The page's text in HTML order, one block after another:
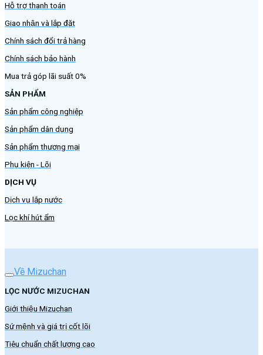
Hỗ trợ thanh toán
Giao nhận và lắp đặt
Chính sách đổi trả hàng
Chính sách bảo hành
Mua trả góp lãi suất 0%
SẢN PHẨM
Sản phẩm công nghiệp
Sản phẩm dân dụng
Sản phẩm thương mại
Phụ kiện - Lõi
DỊCH VỤ
Dịch vụ lắp nước
Lọc khí hút ẩm
Về Mizuchan
LỌC NƯỚC MIZUCHAN
Giới thiệu Mizuchan
Sứ mệnh và giá trị cốt lõi
Tiêu chuẩn chất lượng cao